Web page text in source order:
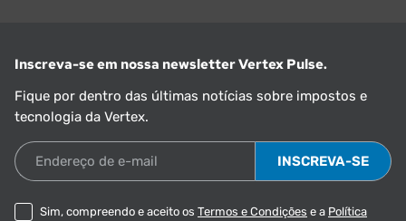
Inscreva-se em nossa newsletter Vertex Pulse.
Fique por dentro das últimas notícias sobre impostos e
tecnologia da Vertex.
Endereço de e-mail
Sim, compreendo e aceito os Termos e Condições e a Política